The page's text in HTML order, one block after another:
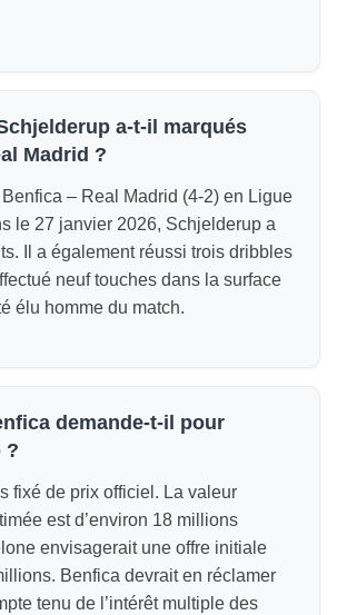
a-t-il marqués
Madrid ?
Benfica – Real Madrid (4-2) en Ligue
le 27 janvier 2026, Schjelderup a
Il a également réussi trois dribbles
neuf touches dans la surface
élu homme du match.
demande-t-il pour
?
fixé de prix officiel. La valeur
est d’environ 18 millions
envisagerait une offre initiale
Benfica devrait en réclamer
tenu de l’intérêt multiple des